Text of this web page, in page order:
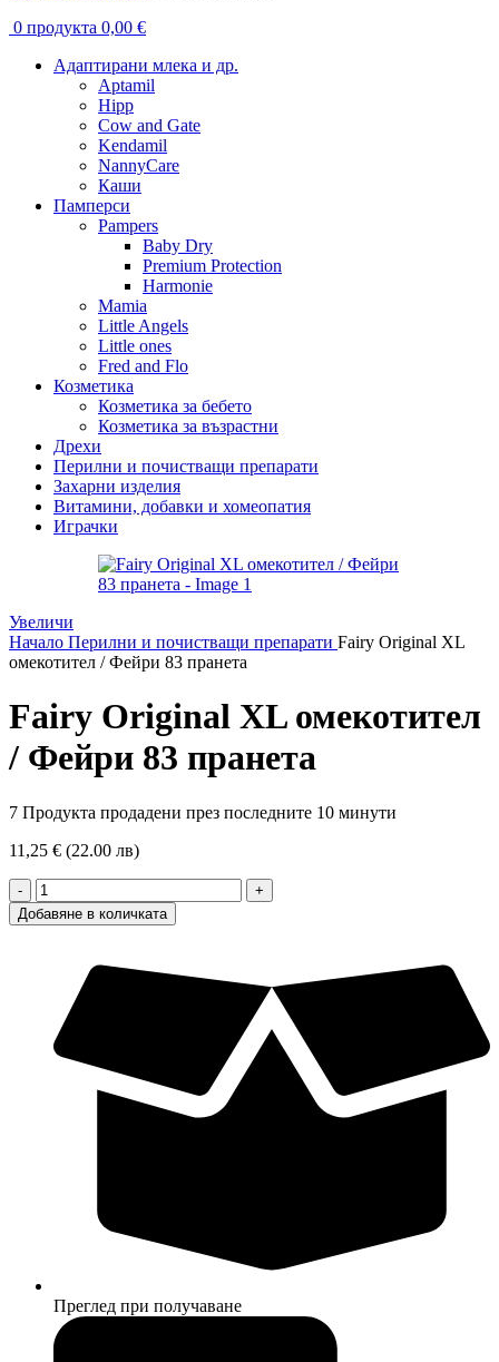
0 продукта 0,00 €
Адаптирани млека и др.
Aptamil
Hipp
Cow and Gate
Kendamil
NannyCare
Каши
Памперси
Pampers
Baby Dry
Premium Protection
Harmonie
Mamia
Little Angels
Little ones
Fred and Flo
Козметика
Козметика за бебето
Козметика за възрастни
Дрехи
Перилни и почистващи препарати
Захарни изделия
Витамини, добавки и хомеопатия
Играчки
Увеличи
Начало Перилни и почистващи препарати Fairy Original XL
омекотител / Фейри 83 пранета
Fairy Original XL омекотител
/ Фейри 83 пранета
7 Продукта продадени през последните 10 минути
11,25 € (22.00 лв)
количество
за
Fairy
омекотител
Фейри
пранета
Добавяне в количката
Преглед при получаване